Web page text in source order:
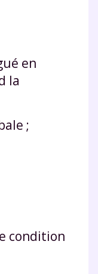
en
la
;
condition